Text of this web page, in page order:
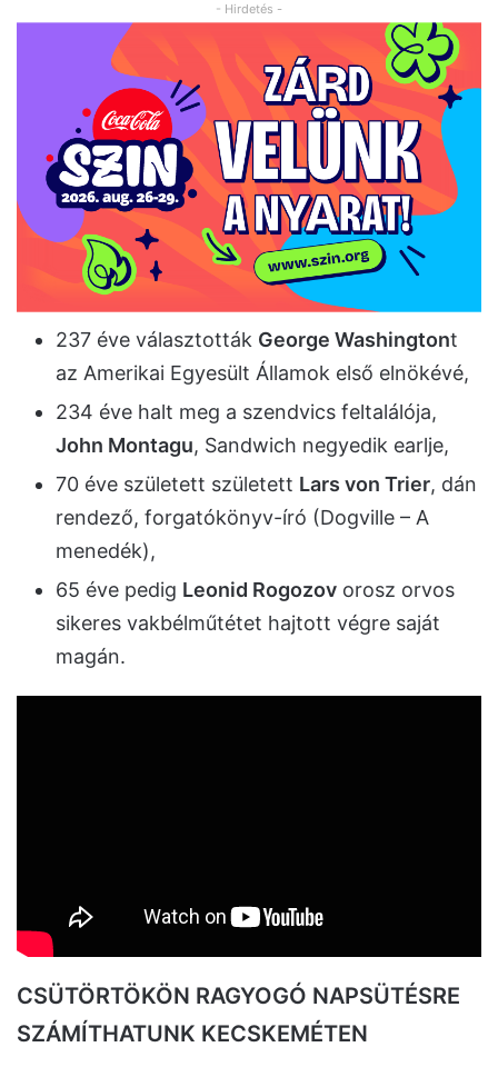
- Hirdetés -
237 éve választották George Washingtont
az Amerikai Egyesült Államok első elnökévé,
234 éve halt meg a szendvics feltalálója,
John Montagu, Sandwich negyedik earlje,
70 éve született született Lars von Trier, dán
rendező, forgatókönyv-író (Dogville – A
menedék),
65 éve pedig Leonid Rogozov orosz orvos
sikeres vakbélműtétet hajtott végre saját
magán.
CSÜTÖRTÖKÖN RAGYOGÓ NAPSÜTÉSRE
SZÁMÍTHATUNK KECSKEMÉTEN